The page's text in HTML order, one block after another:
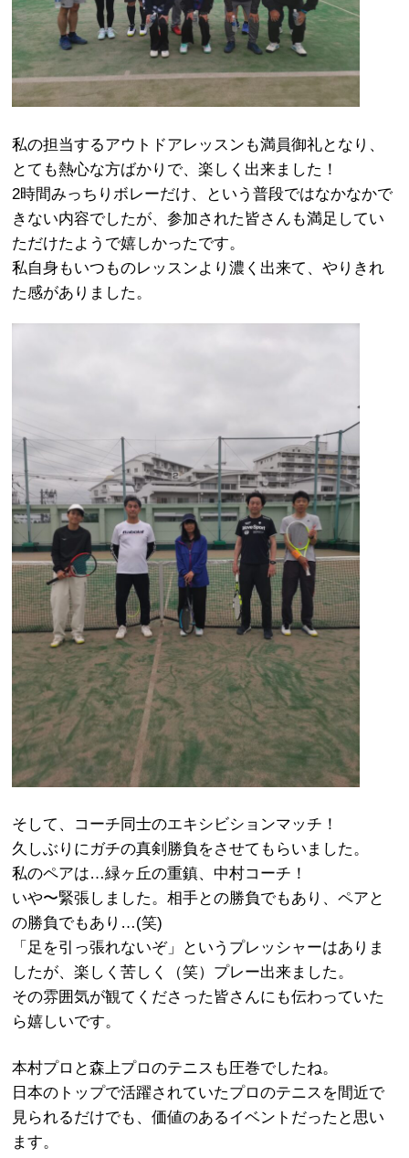
私の担当するアウトドアレッスンも満員御礼となり、
とても熱心な方ばかりで、楽しく出来ました！
2時間みっちりボレーだけ、という普段ではなかなかで
きない内容でしたが、参加された皆さんも満足してい
ただけたようで嬉しかったです。
私自身もいつものレッスンより濃く出来て、やりきれ
た感がありました。
そして、コーチ同士のエキシビションマッチ！
久しぶりにガチの真剣勝負をさせてもらいました。
私のペアは…緑ヶ丘の重鎮、中村コーチ！
いや〜緊張しました。相手との勝負でもあり、ペアと
の勝負でもあり…(笑)
「足を引っ張れないぞ」というプレッシャーはありま
したが、楽しく苦しく（笑）プレー出来ました。
その雰囲気が観てくださった皆さんにも伝わっていた
ら嬉しいです。
本村プロと森上プロのテニスも圧巻でしたね。
日本のトップで活躍されていたプロのテニスを間近で
見られるだけでも、価値のあるイベントだったと思い
ます。